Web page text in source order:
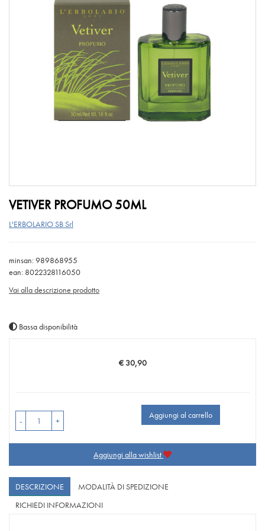
VETIVER PROFUMO 50ML
L'ERBOLARIO SB Srl
minsan: 989868955
ean: 8022328116050
Vai alla descrizione prodotto
Bassa disponibilità
Prezzo
€ 30,90
- +
Aggiungi al carrello
Aggiungi alla wishlist
DESCRIZIONE
MODALITÀ DI SPEDIZIONE
RICHIEDI INFORMAZIONI